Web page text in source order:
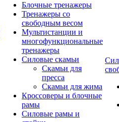
Блочные тренажеры
Тренажеры со
свободным весом
Мультистанции и
многофункциональные
тренажеры
Силовые скамьи
Скамьи для
пресса
Скамьи для жима
Кроссоверы и блочные
рамы
Силовые рамы и